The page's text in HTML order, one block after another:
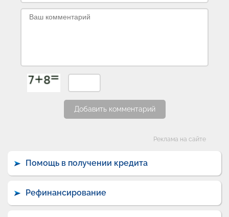
Добавить комментарий
Реклама на сайте
Помощь в получении кредита
Рефинансирование